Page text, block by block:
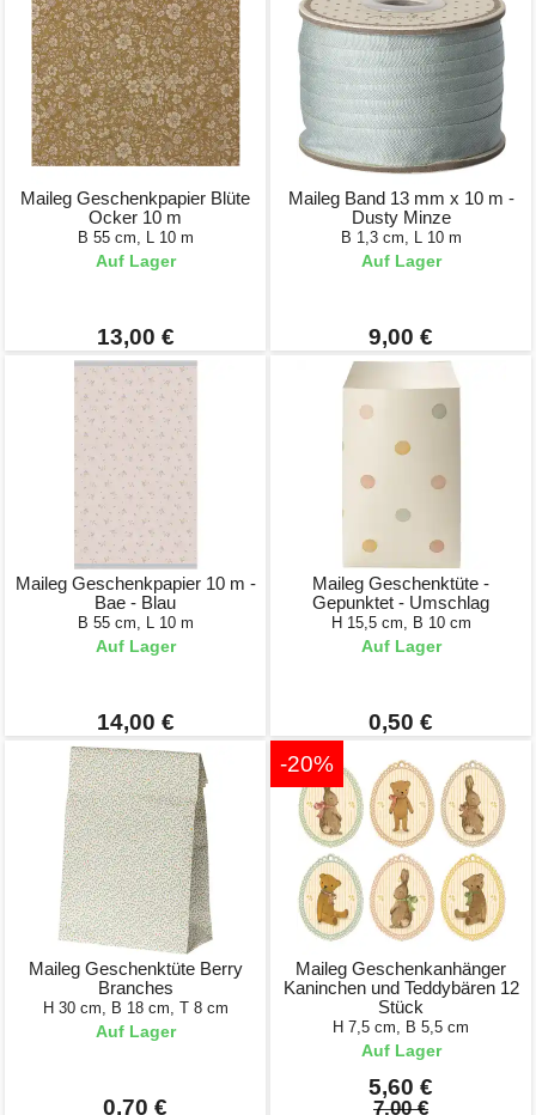
Maileg Geschenkpapier Blüte
Ocker 10 m
B 55 cm, L 10 m
Auf Lager
13,00 €
Maileg Band 13 mm x 10 m -
Dusty Minze
B 1,3 cm, L 10 m
Auf Lager
9,00 €
Maileg Geschenkpapier 10 m -
Bae - Blau
B 55 cm, L 10 m
Auf Lager
14,00 €
Maileg Geschenktüte -
Gepunktet - Umschlag
H 15,5 cm, B 10 cm
Auf Lager
0,50 €
Maileg Geschenktüte Berry
Branches
H 30 cm, B 18 cm, T 8 cm
Auf Lager
0,70 €
-20%
Maileg Geschenkanhänger
Kaninchen und Teddybären 12
Stück
H 7,5 cm, B 5,5 cm
Auf Lager
5,60 €
7,00 €